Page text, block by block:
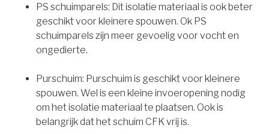
PS schuimparels: Dit isolatie materiaal is ook beter
geschikt voor kleinere spouwen. Ok PS
schuimparels zijn meer gevoelig voor vocht en
ongedierte.
Purschuim: Purschuim is geschikt voor kleinere
spouwen. Wel is een kleine invoeropening nodig
om het isolatie materiaal te plaatsen. Ook is
belangrijk dat het schuim CFK vrij is.